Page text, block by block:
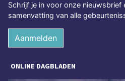
Schrijf je in voor onze nieuwsbrief
samenvatting van alle
Aanmelden
ONLINE DAGBLADEN